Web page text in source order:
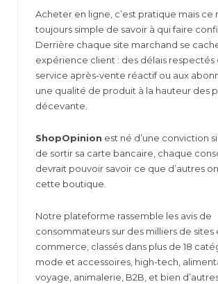
Acheter en ligne, c’est pratique mais ce
toujours simple de savoir à qui faire
Derrière chaque site marchand se
expérience client : des délais respectés
service après-vente réactif ou aux
une qualité de produit à la hauteur des
décevante.
ShopOpinion est né d’une conviction
de sortir sa carte bancaire, chaque
devrait pouvoir savoir ce que d’autres
cette boutique.
Notre plateforme rassemble les avis de
consommateurs sur des milliers de sites
commerce, classés dans plus de 18
mode et accessoires, high-tech,
voyage, animalerie, B2B, et bien